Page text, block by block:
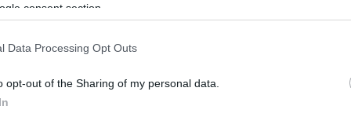
consent section.
Data Processing Opt Outs
opt-out of the Sharing of my personal data.
στη Νέα Αγχίαλο για να βοηθήσουν τους κατοίκους και αν
έχει φτάσει λεωφορείο για να τους παραλάβει, όμως δεν